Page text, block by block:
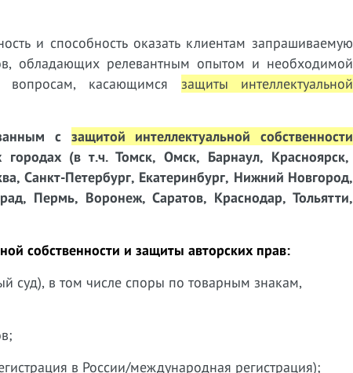
и способность оказать клиентам запрашиваемую
обладающих релевантным опытом и необходимой
вопросам, касающимся защиты интеллектуальной
с защитой интеллектуальной собственности
(в т.ч. Томск, Омск, Барнаул, Красноярск,
Санкт-Петербург, Екатеринбург, Нижний Новгород,
Пермь, Воронеж, Саратов, Краснодар, Тольятти,
собственности и защиты авторских прав:
суд), в том числе споры по товарным знакам,
в России/международная регистрация);